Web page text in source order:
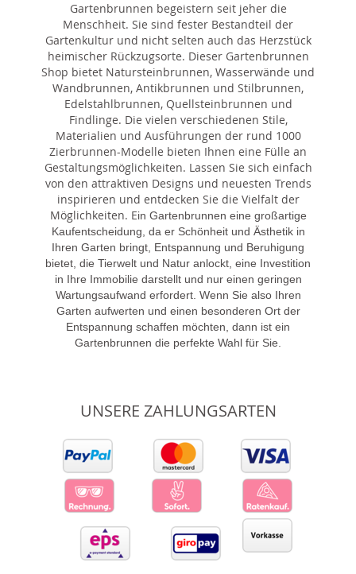
Gartenbrunnen begeistern seit jeher die
Menschheit. Sie sind fester Bestandteil der
Gartenkultur und nicht selten auch das Herzstück
heimischer Rückzugsorte. Dieser Gartenbrunnen
Shop bietet Natursteinbrunnen, Wasserwände und
Wandbrunnen, Antikbrunnen und Stilbrunnen,
Edelstahlbrunnen, Quellsteinbrunnen und
Findlinge. Die vielen verschiedenen Stile,
Materialien und Ausführungen der rund 1000
Zierbrunnen-Modelle bieten Ihnen eine Fülle an
Gestaltungsmöglichkeiten. Lassen Sie sich einfach
von den attraktiven Designs und neuesten Trends
inspirieren und entdecken Sie die Vielfalt der
Möglichkeiten. Ein Gartenbrunnen eine großartige
Kaufentscheidung, da er Schönheit und Ästhetik in
Ihren Garten bringt, Entspannung und Beruhigung
bietet, die Tierwelt und Natur anlockt, eine Investition
in Ihre Immobilie darstellt und nur einen geringen
Wartungsaufwand erfordert. Wenn Sie also Ihren
Garten aufwerten und einen besonderen Ort der
Entspannung schaffen möchten, dann ist ein
Gartenbrunnen die perfekte Wahl für Sie.
UNSERE ZAHLUNGSARTEN